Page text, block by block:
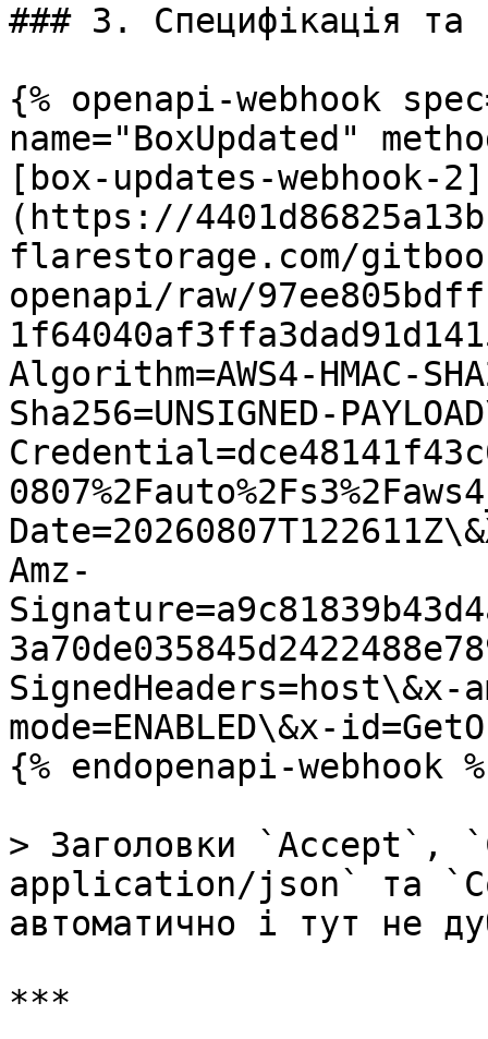
### 3. Специфікація та
{% openapi-webhook
name="BoxUpdated"
[box-updates-webhook-2]
(https://
flarestorage.com/
openapi/raw/
Algorithm=AWS4-HMAC-
Sha256=UNSIGNED-
Amz-
SignedHeaders=host\&x-
mode=ENABLED\&x-
{% endopenapi-webhook
> Заголовки `Accept`,
application/json` та
автоматично і тут не
***